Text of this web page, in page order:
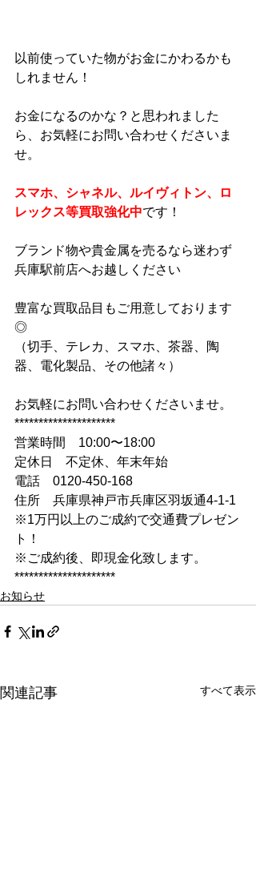
以前使っていた物がお金にかわるかも
しれません！
お金になるのかな？と思われました
ら、お気軽にお問い合わせくださいま
せ。
スマホ、シャネル、ルイヴィトン、ロ
レックス等買取強化中です！
ブランド物や貴金属を売るなら迷わず
兵庫駅前店へお越しください
豊富な買取品目もご用意しております
◎
（切手、テレカ、スマホ、茶器、陶
器、電化製品、その他諸々）
お気軽にお問い合わせくださいませ。
*********************
営業時間　10:00〜18:00
定休日　不定休、年末年始
電話　0120-450-168
住所　兵庫県神戸市兵庫区羽坂通4-1-1
※1万円以上のご成約で交通費プレゼン
ト！
※ご成約後、即現金化致します。
*********************
お知らせ
関連記事 すべて表示